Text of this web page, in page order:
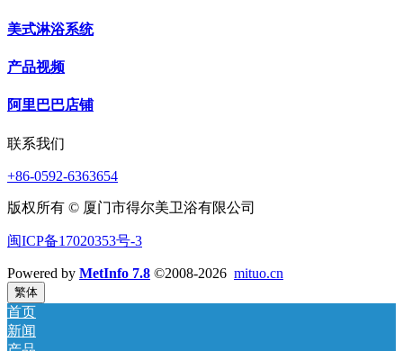
美式淋浴系统
产品视频
阿里巴巴店铺
联系我们
+86-0592-6363654
版权所有 © 厦门市得尔美卫浴有限公司
闽ICP备17020353号-3
Powered by MetInfo 7.8 ©2008-2026 mituo.cn
繁体
首页
新闻